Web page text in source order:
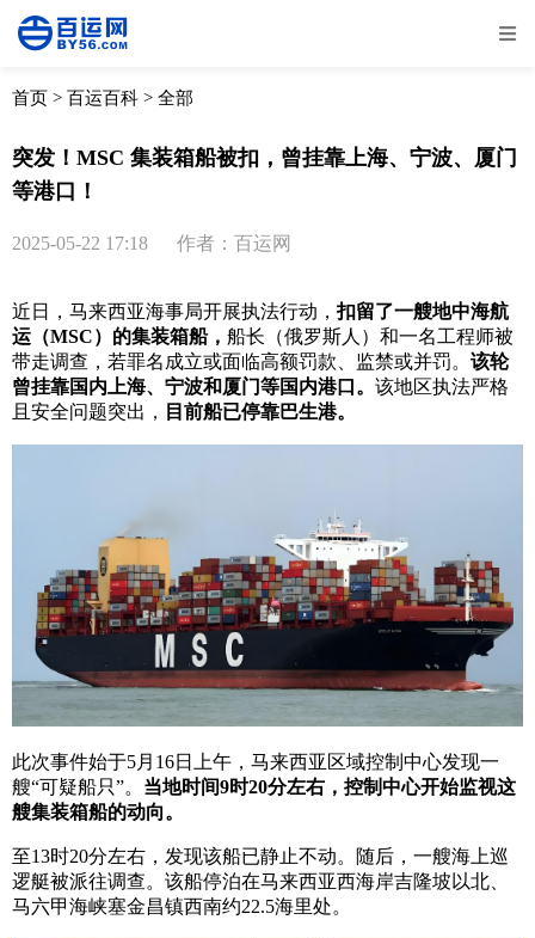
全部 物流资讯
首页 > 百运百科 > 全部
突发！MSC 集装箱船被扣，曾挂靠上海、宁波、厦门
等港口！
2025-05-22 17:18 作者：百运网
近日，马来西亚海事局开展执法行动，扣留了一艘地中海航
运（MSC）的集装箱船， 船长（俄罗斯人）和一名工程师被
带走调查，若罪名成立或面临高额罚款、监禁或并罚。 该轮
曾挂靠国内上海、宁波和厦门等国内港口。 该地区执法严格
且安全问题突出，
目前船已停靠巴生港。
此次事件始于5月16日上午，马来西亚区域控制中心发现一
艘“可疑船只”。 当地时间9时20分左右，控制中心开始监视这
艘集装箱船的动向。
至13时20分左右，发现该船已静止不动。随后，一艘海上巡
逻艇被派往调查。该船停泊在马来西亚西海岸吉隆坡以北、
马六甲海峡塞金昌镇西南约22.5海里处。